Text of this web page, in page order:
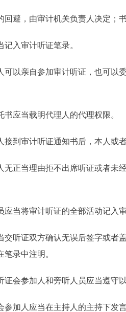
，由审计机关负责人决定；书
入审计听证笔录。
亲自参加审计听证，也可以委
应当载明代理人的代理权限。
审计听证通知书后，本人或者
当理由拒不出席听证或者未经
将审计听证的全部活动记入审
证双方确认无误后签字或者盖
录中注明。
参加人和旁听人员应当遵守以
加人应当在主持人的主持下发